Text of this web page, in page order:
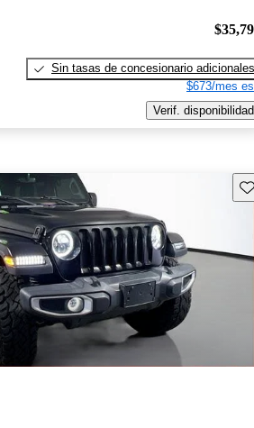
Sin tasas de concesionario adicionales
$673/mes
Verif. disponibilidad